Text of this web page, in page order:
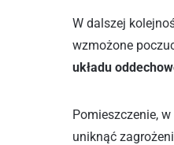
W dalszej
wzmożone
układu
Pomieszczenie,
uniknąć